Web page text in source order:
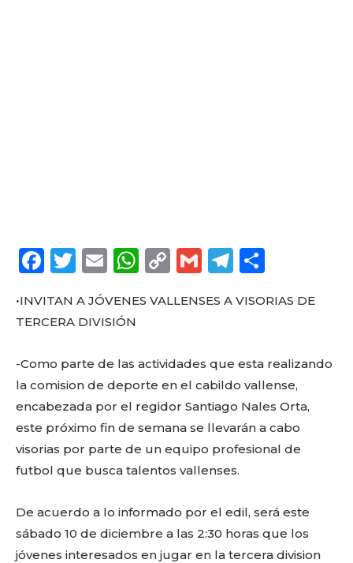
F
c
e
b
o
o
k
T
it
te
r
E
ai
l
W
a
A
p
p
C
p
Li
n
k
G
ai
T
e
ra
m
m
a
rt
ir
•INVITAN A JÓVENES VALLENSES A VISORIAS DE
TERCERA DIVISIÓN
-Como parte de las actividades que esta realizando
la comision de deporte en el cabildo vallense,
encabezada por el regidor Santiago Nales Orta,
este próximo fin de semana se llevarán a cabo
visorias por parte de un equipo profesional de
futbol que busca talentos vallenses.
De acuerdo a lo informado por el edil, será este
sábado 10 de diciembre a las 2:30 horas que los
jóvenes interesados en jugar en la tercera division